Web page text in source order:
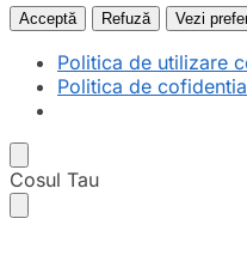
Acceptă Refuză Vezi
Politica de utilizare
Politica de
Skip
to
navigation
Skip
to
content
Cosul Tau